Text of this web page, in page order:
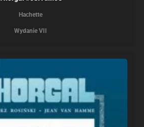
Hachette
Wydanie VII